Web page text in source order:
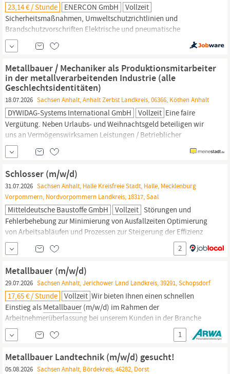
23,14 € / Stunde ENERCON GmbH
Vollzeit
Sicherheitsmaßnahmen, Umweltschutzrichtlinien und
Brandschutzvorschriften Elektrische und pneumatische
Handhabung von Schraubtechnik Umgang mit
Montagewerkzeug Deine Qualifikationen: Staatlich anerkannte
Berufsausbildung im metallverarbeitenden Handwerk oder in der
Industrie, z. B. als Mechatroniker, Industriemechaniker,
Metallbaueroder...
Metallbauer / Mechaniker als Produktionsmitarbeiter
in der metallverarbeitenden Industrie (alle
Geschlechtsidentitäten)
18.07.2026 Sachsen Anhalt, Anhalt Zerbst Landkreis, 06366, Köthen Anhalt
DYWIDAG-Systems International GmbH Vollzeit Eine faire
Vergütung. Neben Urlaubs- und Weihnachtsgeld beteiligen wir
uns an Vermögenswirksamen Leistungen / Betrieblicher
Altersvorsorge.; Bei uns haben alle Vollzeit-Mitarbeiter 30 Tage
Urlaub. Zudem bieten wir die Möglichkeit Überstunden in Form
von Gleittagen abzubauen. Für eine fundierte Einarbeitung
bekommen Sie einen erfahrenen Kollegen an die Seite gestellt,...
Schlosser (m/w/d)
31.07.2026 Sachsen Anhalt, Halle Kreisfreie Stadt, Halle, Mecklenburg
Vorpommern, Nordvorpommern Landkreis, 18317, Saal
Mitteldeutsche Baustoffe GmbH Vollzeit Störungen und
Fehlerbehebung zur Minimierung von Ausfallzeiten Optimierung
von Arbeitsabläufen und Prozessen zur Steigerung der Effizienz
Dokumentation der durchgeführten Wartungs- und
Instandhaltungsarbeiten Ihr Profil: Besitz der Fahrerlaubnisklasse
B Abgeschlossene Berufsausbildung im technischen Bereich,
idealerweise zum Schlosser, Industriemechaniker,
oder
2
Metallbauer (m/w/d)
29.07.2026 Sachsen Anhalt, Jerichower Land Landkreis, 39291, Schopsdorf
17,65 € / Stunde Vollzeit Wir bieten Ihnen einen schnellen
Einstieg als Metallbauer(m/w/d) im Rahmen der
Arbeitnehmerüberlassung bei unserem Kunden in der Branche
Metallhandwerk & Metallbau an. Ihr neuer Job ist in Vollzeit und
befindet sich in Schopsdorf. Wir bieten Ihnen Bis zu 30 Tage
Urlaub pro Jahr Branchenzuschläge Sehr gute
Übernahmechancen Übertarifliche Bezahlung...
1
Metallbauer Landtechnik (m/w/d) gesucht!
05.08.2026 Sachsen Anhalt, Bördekreis, 46282, Dorst